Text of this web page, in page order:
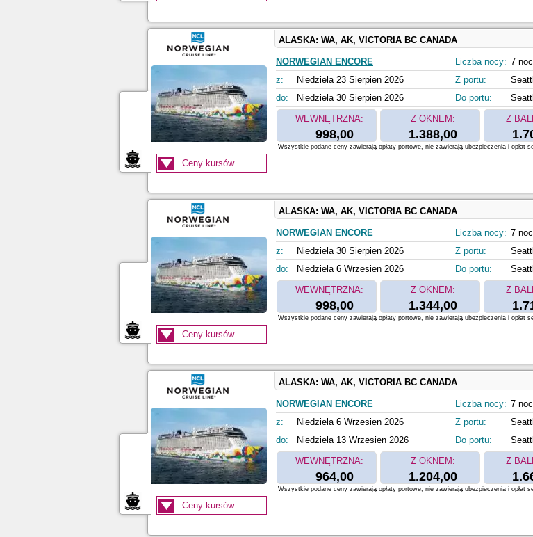
ALASKA: WA, AK, VICTORIA BC CANADA
NORWEGIAN ENCORE
z:
Niedziela 23 Sierpien 2026
do:
Niedziela 30 Sierpien 2026
Liczba nocy: 7
Z portu:
Do portu:
WEWNĘTRZNA:
998,00
Z OKNEM:
1.388,00
Z
Ceny kursów
Wszystkie podane ceny zawierają opłaty portowe, nie zawierają ubezpieczenia i opłat
ALASKA: WA, AK, VICTORIA BC CANADA
NORWEGIAN ENCORE
z:
Niedziela 30 Sierpien 2026
do:
Niedziela 6 Wrzesien 2026
Liczba nocy: 7
Z portu:
Do portu:
WEWNĘTRZNA:
998,00
Z OKNEM:
1.344,00
Z
Ceny kursów
Wszystkie podane ceny zawierają opłaty portowe, nie zawierają ubezpieczenia i opłat
ALASKA: WA, AK, VICTORIA BC CANADA
NORWEGIAN ENCORE
z:
Niedziela 6 Wrzesien 2026
do:
Niedziela 13 Wrzesien 2026
Liczba nocy: 7
Z portu:
Do portu:
WEWNĘTRZNA:
964,00
Z OKNEM:
1.204,00
Z
Ceny kursów
Wszystkie podane ceny zawierają opłaty portowe, nie zawierają ubezpieczenia i opłat